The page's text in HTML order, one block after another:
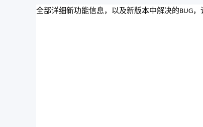
全部详细新功能信息，以及新版本中解决的 BUG，